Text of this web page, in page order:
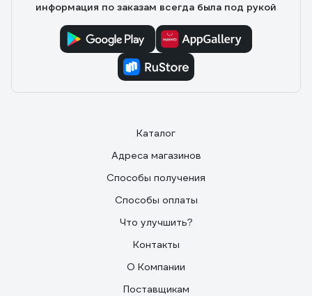
информация по заказам всегда была под рукой
Каталог
Адреса магазинов
Способы получения
Способы оплаты
Что улучшить?
Контакты
О Компании
Поставщикам